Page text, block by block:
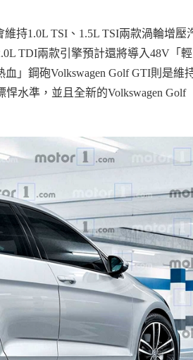
維持1.0L TSI 、 1.5L TSI兩款渦輪增壓
TDI兩款引擎預計還將導入48V 「輕
血」鋼砲Volkswagen Golf GTI則是維
悍水準，並且全新的Volkswagen Golf